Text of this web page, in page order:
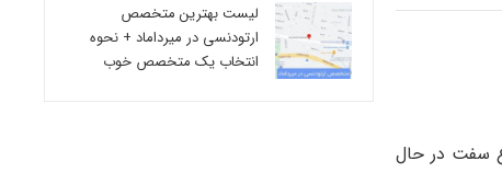
سفت در حال
لیست بهترین متخصص
ارتودنسی در میرداماد + نحوه
انتخاب یک متخصص خوب